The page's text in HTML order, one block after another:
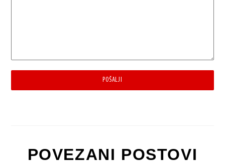
POŠALJI
POVEZANI POSTOVI